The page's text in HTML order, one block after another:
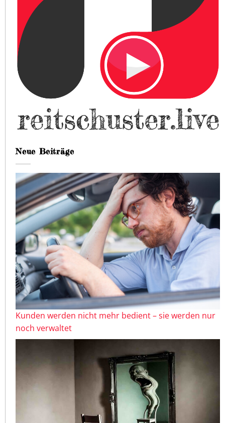
Neue Beiträge
Kunden werden nicht mehr bedient – sie werden nur
noch verwaltet